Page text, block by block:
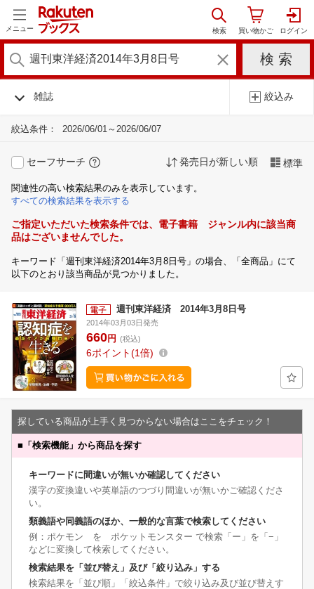
メニュー
雑誌 絞込み
絞込条件： 2026/06/01～2026/06/07
セーフサーチ 発売日が新しい順 標準
関連性の高い検索結果のみを表示しています。
すべての検索結果を表示する
ご指定いただいた検索条件では、電子書籍 ジャンル内に該当商
品はございませんでした。
キーワード「週刊東洋経済2014年3月8日号」の場合、「全商品」にて
以下のとおり該当商品が見つかりました。
週刊東洋経済 2014年3月8日号
2014年03月03日発売
660円 (税込)
6ポイント 1倍
探している商品が上手く見つからない場合はここをチェック！
■ 「検索機能」から商品を探す
キーワードに間違いが無いか確認してください
漢字の変換違いや英単語のつづり間違いが無いかご確認くださ
い。
類義語や同義語のほか、一般的な言葉で検索してください
例：ポケモン を ポケットモンスター で検索「ー」を「−」
などに変換して検索してください。
検索結果を「並び替え」及び「絞り込み」する
検索結果を「並び順」「絞込条件」で絞り込み及び並び替えす